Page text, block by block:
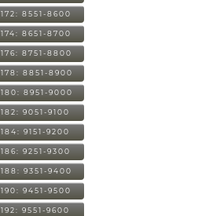
172: 8551-8600
174: 8651-8700
176: 8751-8800
178: 8851-8900
180: 8951-9000
182: 9051-9100
184: 9151-9200
186: 9251-9300
188: 9351-9400
190: 9451-9500
192: 9551-9600